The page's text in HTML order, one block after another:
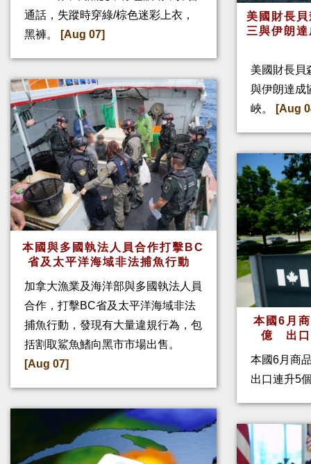
通話，失蹤時穿綠/棕色迷彩上衣，
黑褲。
[Aug 07]
本國與多國執法人員合作打擊BC
省及太平洋海域非法捕魚行動
加拿大漁業及海洋部與多國執法人員
合作，打擊BC省及太平洋海域非法
捕魚行動，發現有大量違規行為，包
括割取鯊魚鰭向黑市市場出售。
[Aug 07]
美國財長
三與伊朗
美國財長貝
與伊朗達成
峽。
[Aug
本國6月
億 出口
本國6月商
出口連升5